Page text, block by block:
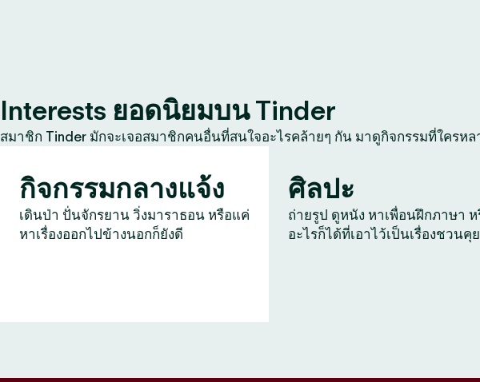
Interests ยอดนิยมบน Tinder
สมาชิก Tinder มักจะเจอสมาชิกคนอื่นที่สนใจอะไรคล้ายๆ กัน มาดูกิจกรรมที่ใครหล
กิจกรรมกลางแจ้ง
เดินป่า ปั่นจักรยาน วิ่งมาราธอน หรือแค่
หาเรื่องออกไปข้างนอกก็ยังดี
ศิลปะ
ถ่ายรูป ดูหนัง หาเพื่อนฝึกภาษา ห
อะไรก็ได้ที่เอาไว้เป็นเรื่องชวนคุย